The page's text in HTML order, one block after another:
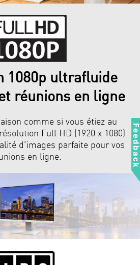
1080p ultrafluide
réunions en ligne
comme si vous étiez au
Full HD (1920 x 1080)
d'images parfaite pour vos
en ligne.